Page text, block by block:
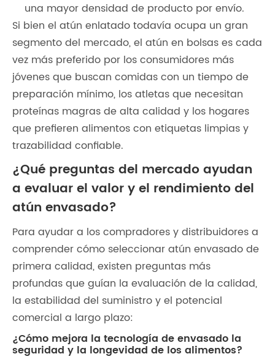
una mayor densidad de producto por envío.
Si bien el atún enlatado todavía ocupa un gran
segmento del mercado, el atún en bolsas es cada
vez más preferido por los consumidores más
jóvenes que buscan comidas con un tiempo de
preparación mínimo, los atletas que necesitan
proteínas magras de alta calidad y los hogares
que prefieren alimentos con etiquetas limpias y
trazabilidad confiable.
¿Qué preguntas del mercado ayudan
a evaluar el valor y el rendimiento del
atún envasado?
Para ayudar a los compradores y distribuidores a
comprender cómo seleccionar atún envasado de
primera calidad, existen preguntas más
profundas que guían la evaluación de la calidad,
la estabilidad del suministro y el potencial
comercial a largo plazo:
¿Cómo mejora la tecnología de envasado la
seguridad y la longevidad de los alimentos?